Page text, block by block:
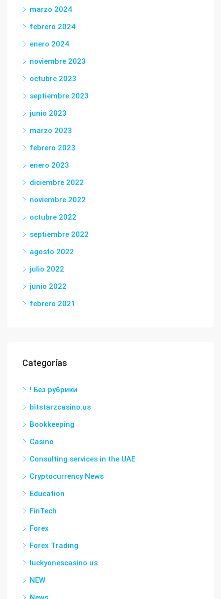
marzo 2024
febrero 2024
enero 2024
noviembre 2023
octubre 2023
septiembre 2023
junio 2023
marzo 2023
febrero 2023
enero 2023
diciembre 2022
noviembre 2022
octubre 2022
septiembre 2022
agosto 2022
julio 2022
junio 2022
febrero 2021
Categorías
! Без рубрики
bitstarzcasino.us
Bookkeeping
Casino
Consulting services in the UAE
Cryptocurrency News
Education
FinTech
Forex
Forex Trading
luckyonescasino.us
NEW